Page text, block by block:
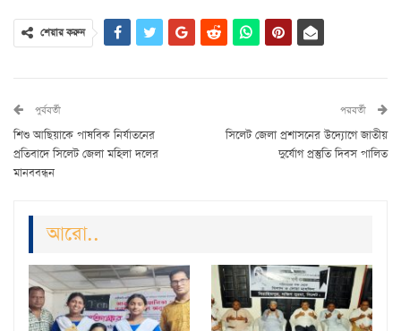
শেয়ার করুন
পুর্ববর্তী
শিশু আছিয়াকে পাষবিক নির্যাতনের
প্রতিবাদে সিলেট জেলা মহিলা দলের
মানববন্ধন
পরবর্তী
সিলেট জেলা প্রশাসনের উদ্যোগে জাতীয়
দুর্যোগ প্রস্তুতি দিবস পালিত
আরো..